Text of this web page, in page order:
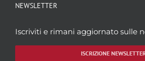
NEWSLETTER
Iscriviti e rimani aggiornato sulle
ISCRIZIONE